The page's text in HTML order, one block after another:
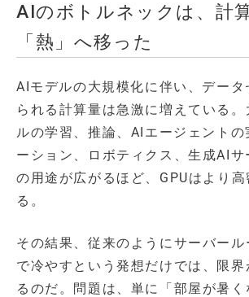
AIのボトルネックは、計
「熱」へ移った
AIモデルの大規模化に伴い、データ
られる計算量は急激に増えている
ルの学習、推論、AIエージェントの
ーション、ロボティクス、生成AIサ
の用途が広がるほど、GPUはより
る。
その結果、従来のようにサーバール
で冷やすという発想だけでは、限界
るのだ。問題は、単に「部屋が暑